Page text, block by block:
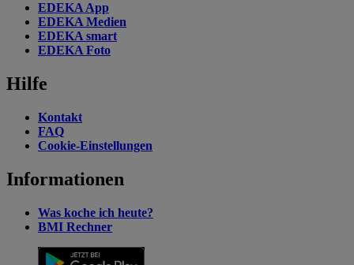
EDEKA App
EDEKA Medien
EDEKA smart
EDEKA Foto
Hilfe
Kontakt
FAQ
Cookie-Einstellungen
Informationen
Was koche ich heute?
BMI Rechner